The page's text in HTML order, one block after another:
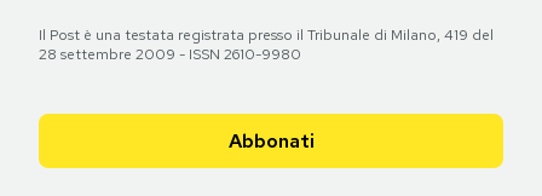
Il Post è una testata registrata presso il Tribunale di Milano, 419 del
28 settembre 2009 - ISSN 2610-9980
Abbonati